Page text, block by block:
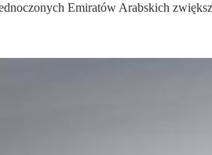
Emiratów Arabskich